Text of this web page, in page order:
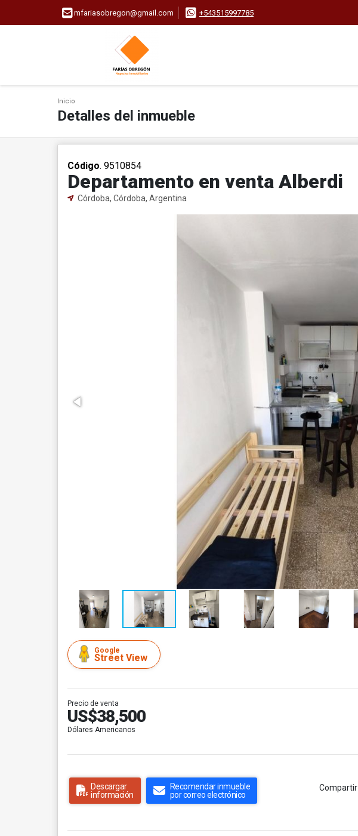
mfariasobregon@gmail.com +543515997785
Inicio
Detalles del inmueble
Código. 9510854
Departamento en venta Alberdi
Córdoba, Córdoba, Argentina
Google
Street View
Precio de venta
US$38,500
Dólares Americanos
Descargar
información
Recomendar inmueble
por correo electrónico
Compartir